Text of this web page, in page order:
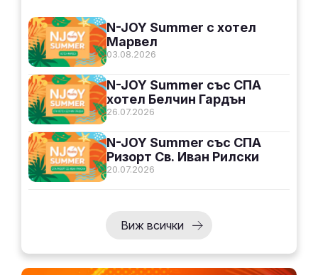
03.08.2026
N-JOY Summer с хотел
Марвел
26.07.2026
N-JOY Summer със СПА
хотел Белчин Гардън
20.07.2026
N-JOY Summer със СПА
Ризорт Св. Иван Рилски
Виж всички